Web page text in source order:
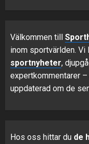
Välkommen till
inom sportvärlden. Vi
sportnyheter,
expertkommentarer
uppdaterad om de
Hos oss hittar du de